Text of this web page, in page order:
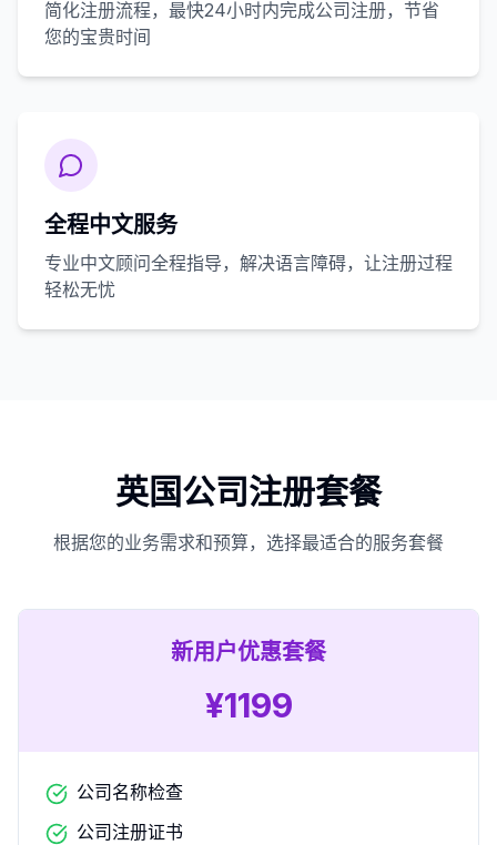
简化注册流程，最快24小时内完成公司注册，节省
您的宝贵时间
全程中文服务
专业中文顾问全程指导，解决语言障碍，让注册过程
轻松无忧
英国公司注册套餐
根据您的业务需求和预算，选择最适合的服务套餐
新用户优惠套餐
¥1199
公司名称检查
公司注册证书